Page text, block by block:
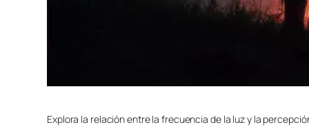
Explora la relación entre la frecuencia de la luz y la